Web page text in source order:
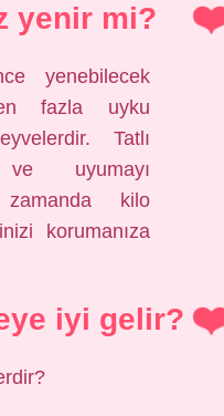
yenir mi?
yenebilecek
fazla uyku
Tatlı
uyumayı
zamanda kilo
korumanıza
iyi gelir?